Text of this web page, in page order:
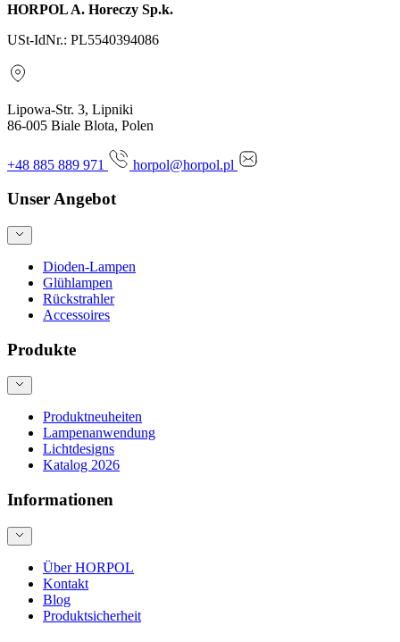
HORPOL A. Horeczy Sp.k.
USt-IdNr.: PL5540394086
Lipowa-Str. 3, Lipniki
86-005 Biale Blota, Polen
+48 885 889 971 horpol@horpol.pl
Unser Angebot
Dioden-Lampen
Glühlampen
Rückstrahler
Accessoires
Produkte
Produktneuheiten
Lampenanwendung
Lichtdesigns
Katalog 2026
Informationen
Über HORPOL
Kontakt
Blog
Produktsicherheit